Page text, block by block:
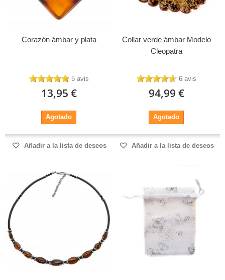
Corazón ámbar y plata
5 avis
13,95 €
Agotado
Añadir a la lista de deseos
Collar verde ámbar Modelo
Cleopatra
6 avis
94,99 €
Agotado
Añadir a la lista de deseos